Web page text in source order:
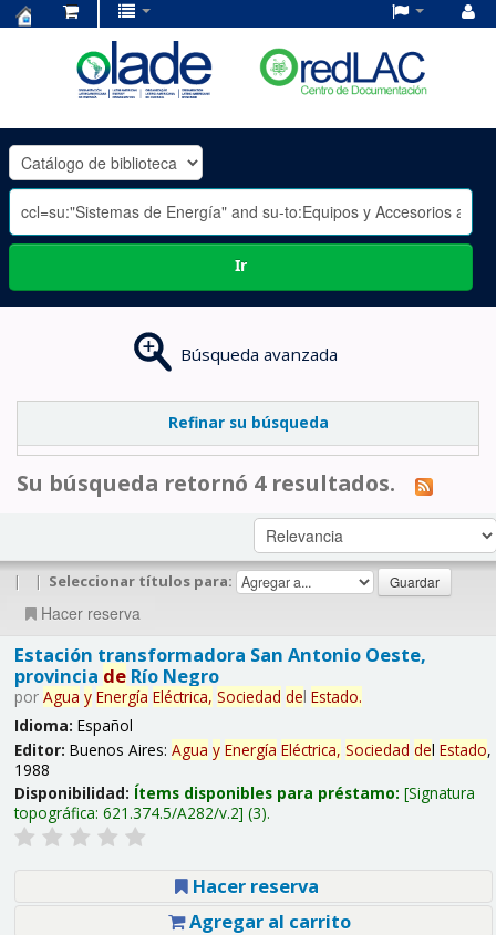
OLADE
-
Ir
Búsqueda avanzada
Refinar su búsqueda
Su búsqueda retornó 4 resultados.
| | Seleccionar títulos para:
Hacer reserva
Estación transformadora San Antonio Oeste,
provincia deRío Negro
por Agua y Energía Eléctrica, Sociedad del Estado.
Idioma: Español
Editor: Buenos Aires: Agua y Energía Eléctrica, Sociedad del Estado,
1988
Disponibilidad: Ítems disponibles para préstamo: Signatura
topográfica: 621.374.5/A282/v.2 (3).
Hacer reserva
Agregar al carrito